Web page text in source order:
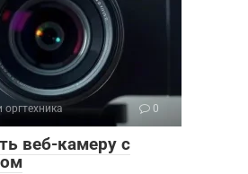
0
веб-камеру с